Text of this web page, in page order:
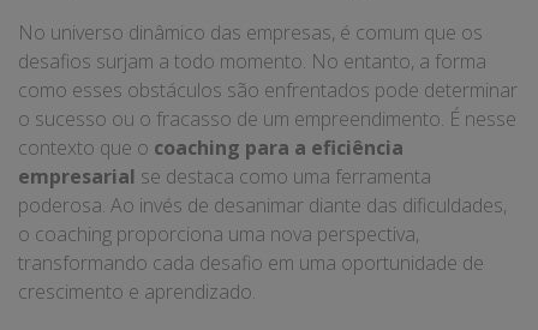
No universo dinâmico das empresas, é comum que os
desafios surjam a todo momento. No entanto, a forma
como esses obstáculos são enfrentados pode determinar
o sucesso ou o fracasso de um empreendimento. É nesse
contexto que o coaching para a eficiência
empresarial se destaca como uma ferramenta
poderosa. Ao invés de desanimar diante das dificuldades,
o coaching proporciona uma nova perspectiva,
transformando cada desafio em uma oportunidade de
crescimento e aprendizado.